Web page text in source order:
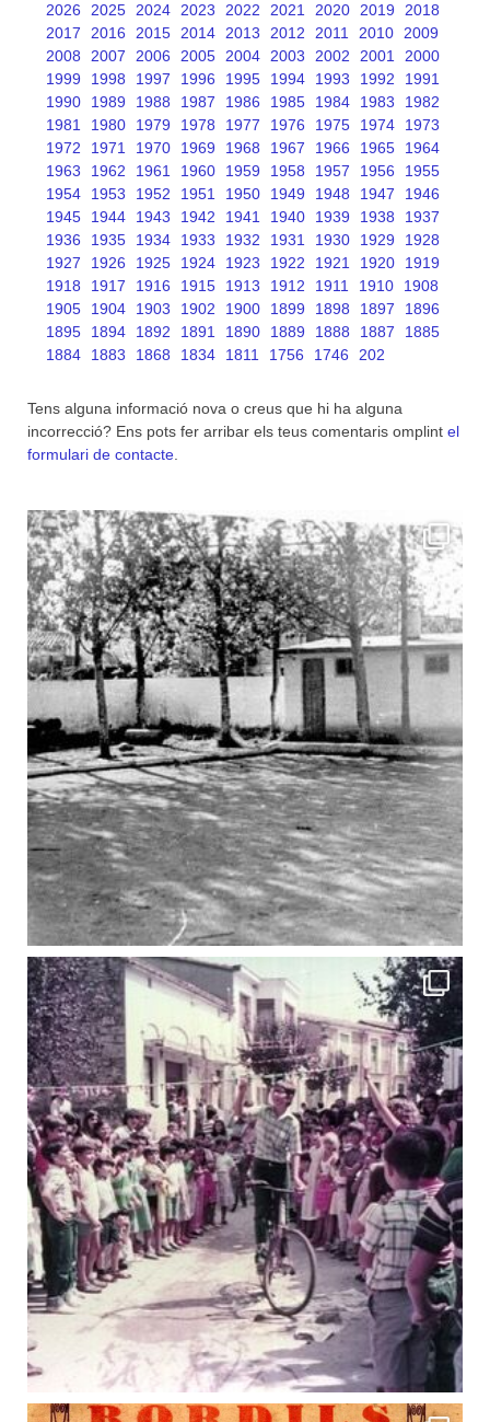
2026 2025 2024 2023 2022 2021 2020 2019
2018
2017
2016 2015 2014 2013 2012 2011 2010
2009
2008
2007 2006 2005 2004 2003 2002 2001
2000
1999
1998 1997 1996 1995 1994 1993 1992
1991
1990
1989 1988 1987 1986 1985 1984 1983
1982
1981
1980 1979 1978 1977 1976 1975 1974
1973
1972
1971 1970 1969 1968 1967 1966 1965
1964
1963
1962 1961 1960 1959 1958 1957 1956
1955
1954
1953 1952 1951 1950 1949 1948 1947
1946
1945
1944 1943 1942 1941 1940 1939 1938
1937
1936
1935 1934 1933 1932 1931 1930 1929
1928
1927
1926 1925 1924 1923 1922 1921 1920
1919
1918
1917 1916 1915 1913 1912 1911 1910
1908
1905
1904 1903 1902 1900 1899 1898 1897
1896
1895
1894 1892 1891 1890 1889 1888 1887
1885
1884
1883 1868 1834 1811 1756 1746 202
Tens alguna informació nova o creus que hi ha alguna
incorrecció? Ens pots fer arribar els teus comentaris omplint el
formulari de contacte